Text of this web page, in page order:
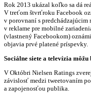
Rok 2013 ukázal koľko sa dá
V treťom štvrťroku Facebook
v porovnaní s
v reklame pre mobilné
(vlastnený Facebookom)
objavia prvé platené príspevky.
Sociálne siete a televízia
V Októbri Nielsen Ratings
závislosť medzi tweetovaním
a zapojenosťou publika.